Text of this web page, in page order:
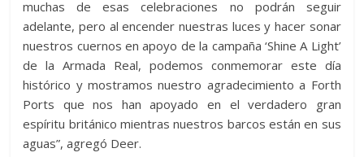
muchas de esas celebraciones no podrán seguir
adelante, pero al encender nuestras luces y hacer sonar
nuestros cuernos en apoyo de la campaña ‘Shine A Light’
de la Armada Real, podemos conmemorar este día
histórico y mostramos nuestro agradecimiento a Forth
Ports que nos han apoyado en el verdadero gran
espíritu británico mientras nuestros barcos están en sus
aguas”, agregó Deer.